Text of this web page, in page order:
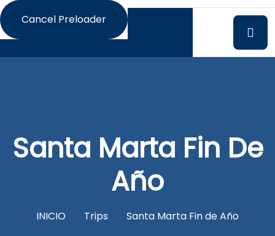
Cancel Preloader
Santa Marta Fin De
Año
INICIO Trips Santa Marta Fin de Año